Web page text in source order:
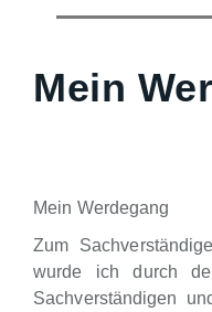
Mein
Mein Werdegang
Zum
wurde ich durch
Sachverständigen